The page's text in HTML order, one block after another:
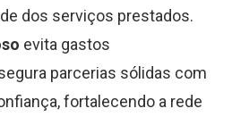
dos serviços prestados.
evita gastos
parcerias sólidas com
fortalecendo a rede